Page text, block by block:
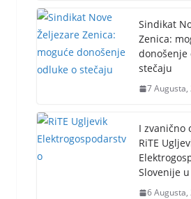
Sindikat
Zenica:
donošenje
stečaju
7 Augusta,
I zvanično
RiTE
Slovenije
6 Augusta,